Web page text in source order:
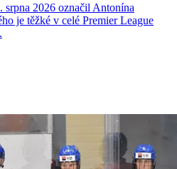
2026 označil Antonína
je těžké v celé Premier League